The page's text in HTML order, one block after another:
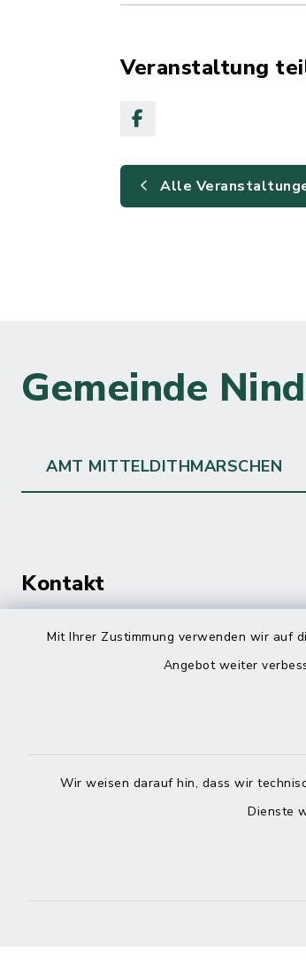
Mit Ihrer Zustimmung verwenden wir auf
Angebot weiter
Wir weisen darauf hin, dass wir
Dienste
Veranstaltung
Alle
Gemeinde
AMT MITTELDITHMARSCHEN
Kontakt
Roggenstraße 14
info@mitteldithmarschen.de